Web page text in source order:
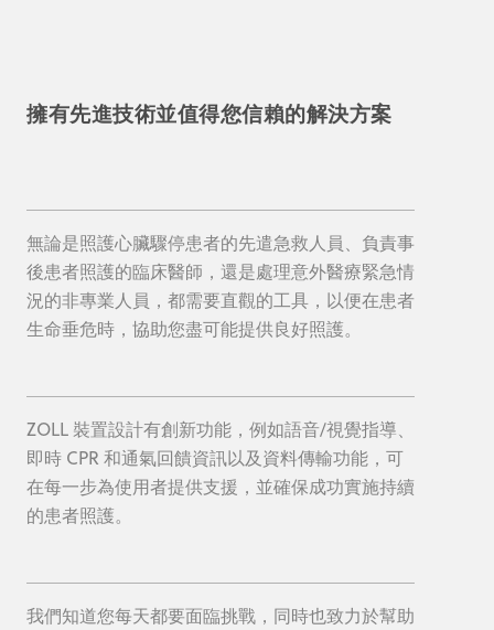
擁有先進技術並值得您信賴的解決方案
無論是照護心臟驟停患者的先遣急救人員、負責事
後患者照護的臨床醫師，還是處理意外醫療緊急情
況的非專業人員，都需要直觀的工具，以便在患者
生命垂危時，協助您盡可能提供良好照護。
ZOLL 裝置設計有創新功能，例如語音/視覺指導、
即時 CPR 和通氣回饋資訊以及資料傳輸功能，可
在每一步為使用者提供支援，並確保成功實施持續
的患者照護。
我們知道您每天都要面臨挑戰，同時也致力於幫助